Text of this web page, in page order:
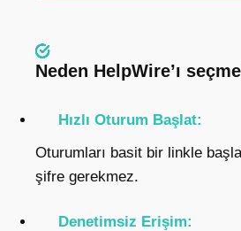
Neden HelpWire’ı
Hızlı Oturum Başlat:
Oturumları basit bir linkle
şifre gerekmez.
Denetimsiz Erişim: